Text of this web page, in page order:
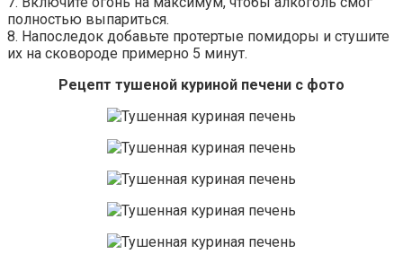
полностью выпариться.
8. Напоследок добавьте протертые помидоры и стушите
их на сковороде примерно 5 минут.
Рецепт тушеной куриной печени с фото